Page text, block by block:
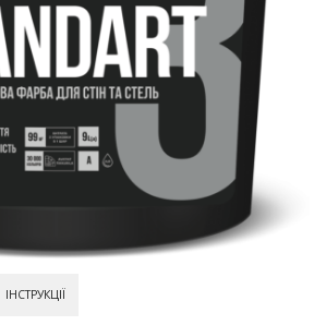
ІНСТРУКЦІЇ